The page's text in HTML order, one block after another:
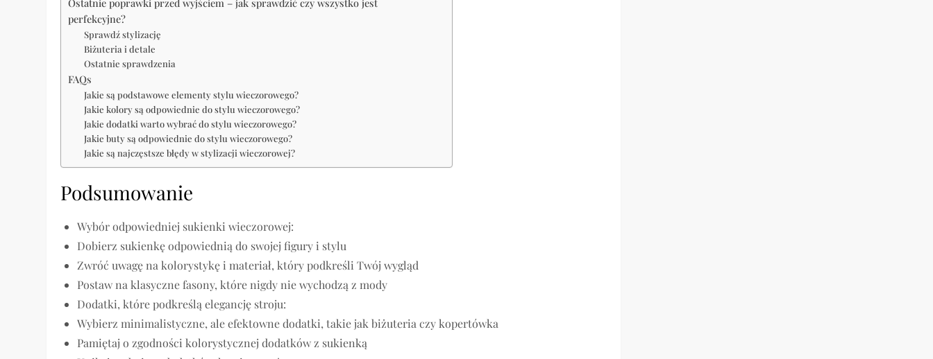
Ostatnie poprawki przed wyjściem – jak sprawdzić czy wszystko jest
perfekcyjne?
Sprawdź stylizację
Biżuteria i detale
Ostatnie sprawdzenia
FAQs
Jakie są podstawowe elementy stylu wieczorowego?
Jakie kolory są odpowiednie do stylu wieczorowego?
Jakie dodatki warto wybrać do stylu wieczorowego?
Jakie buty są odpowiednie do stylu wieczorowego?
Jakie są najczęstsze błędy w stylizacji wieczorowej?
Podsumowanie
Wybór odpowiedniej sukienki wieczorowej:
Dobierz sukienkę odpowiednią do swojej figury i stylu
Zwróć uwagę na kolorystykę i materiał, który podkreśli Twój wygląd
Postaw na klasyczne fasony, które nigdy nie wychodzą z mody
Dodatki, które podkreślą elegancję stroju:
Wybierz minimalistyczne, ale efektowne dodatki, takie jak biżuteria czy kopertówka
Pamiętaj o zgodności kolorystycznej dodatków z sukienką